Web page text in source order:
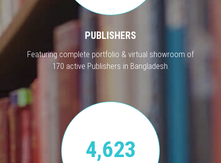
PUBLISHERS
Featuring complete portfolio & virtual showroom of
170 active Publishers in Bangladesh.
4,623